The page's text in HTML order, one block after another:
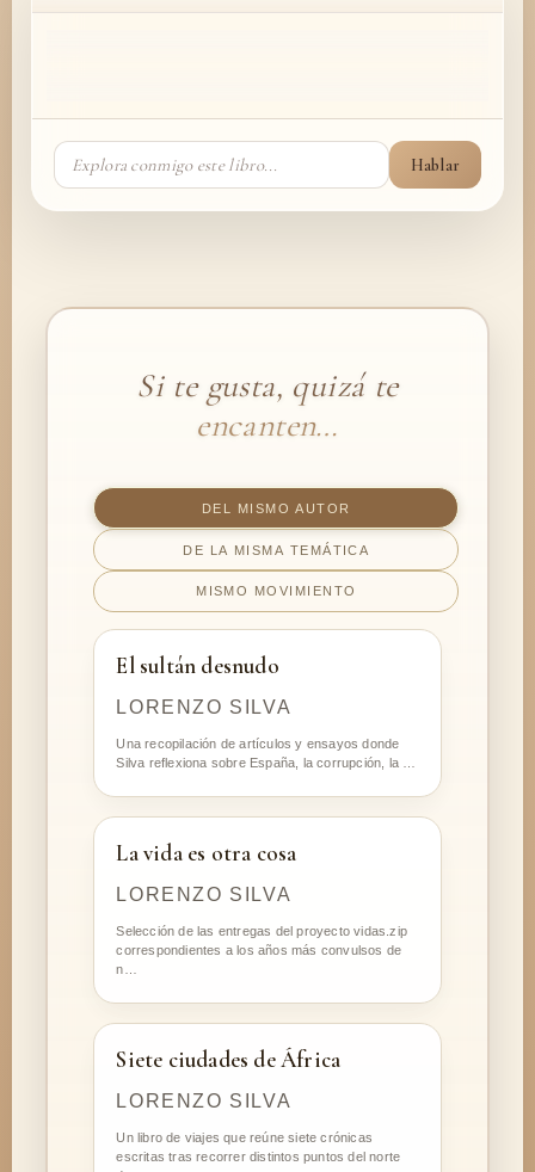
Hablar
Si te gusta, quizá te
encanten…
DEL MISMO AUTOR
DE LA MISMA TEMÁTICA
MISMO MOVIMIENTO
El sultán desnudo
LORENZO SILVA
Una recopilación de artículos y ensayos donde
Silva reflexiona sobre España, la corrupción, la …
La vida es otra cosa
LORENZO SILVA
Selección de las entregas del proyecto vidas.zip
correspondientes a los años más convulsos de
n…
Siete ciudades de África
LORENZO SILVA
Un libro de viajes que reúne siete crónicas
escritas tras recorrer distintos puntos del norte